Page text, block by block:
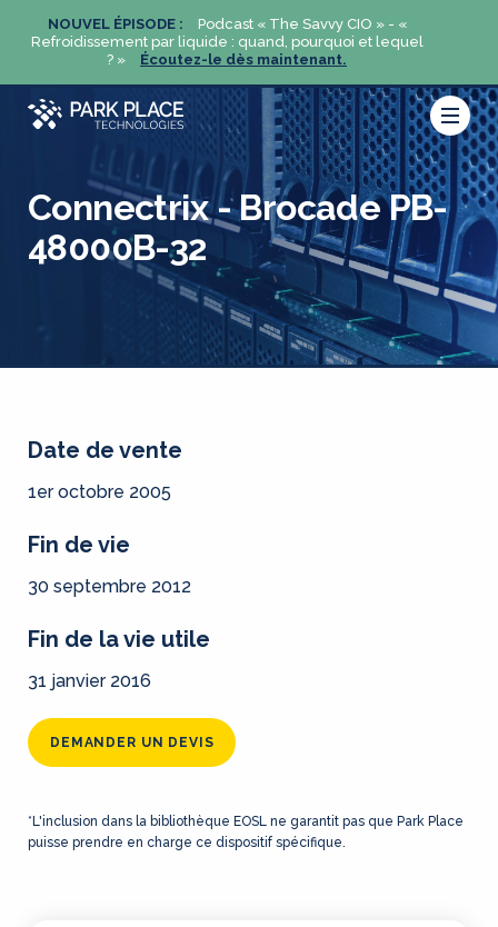
NOUVEL ÉPISODE :
Podcast « The Savvy CIO » - «
Refroidissement par liquide : quand, pourquoi et lequel
? »
Écoutez-le dès maintenant.
Connectrix - Brocade PB-
48000B-32
Date de vente
1er octobre 2005
Fin de vie
30 septembre 2012
Fin de la vie utile
31 janvier 2016
DEMANDER UN DEVIS
*L'inclusion dans la bibliothèque EOSL ne garantit pas que Park Place
puisse prendre en charge ce dispositif spécifique.